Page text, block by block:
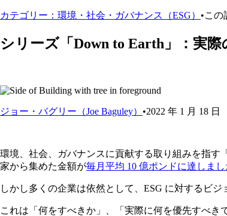
カテゴリー：環境・社会・ガバナンス（ESG） •この
シリーズ「 Down to Earth 」：実際
ジョー・バグリー（Joe Baguley） •2022 年 1 月 18 日
環境、社会、ガバナンスに貢献する取り組みを指す「
家から集めた金額が毎月平均 10 億ポンドに達しまし
しかし多くの企業は依然として、ESG に対するビ
これは「何をすべきか」、「実際に何を優先すべ